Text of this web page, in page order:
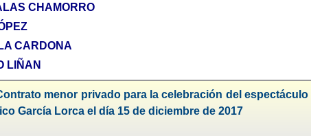
CHAMORRO
CARDONA
LIÑAN
menor privado para la celebración del
García Lorca el día 15 de diciembre de 2017